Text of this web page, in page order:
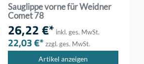
Sauglippe vorne für Weidner
Comet 78
26,22 €* inkl. ges. MwSt.
22,03 €* zzgl. ges. MwSt.
Artikel anzeigen